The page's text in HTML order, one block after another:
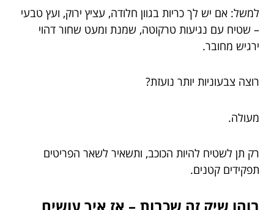
למשל: אם יש לך כריות בגוון חלודה, עציץ ירוק, ועץ טבעי
– שטיח עם נגיעות טרקוטה, שמנת ומעט שחור דהוי
ירגיש מחובר.
רוצה צבעוניות יותר נועזת?
מעולה.
רק תן לשטיח להיות הכוכב, ותשאיר לשאר הפריטים
תפקידים קטנים.